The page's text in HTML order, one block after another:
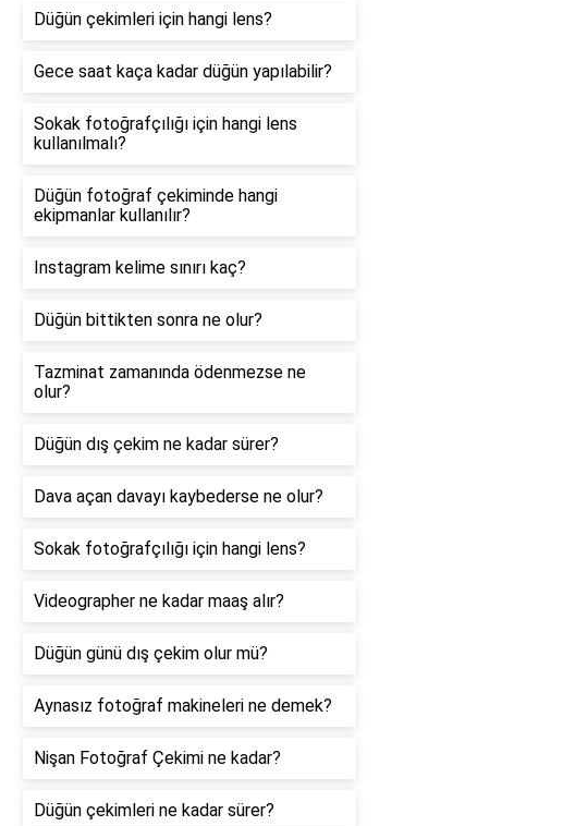
Düğün çekimleri için hangi lens?
Gece saat kaça kadar düğün yapılabilir?
Sokak fotoğrafçılığı için hangi lens
kullanılmalı?
Düğün fotoğraf çekiminde hangi
ekipmanlar kullanılır?
Instagram kelime sınırı kaç?
Düğün bittikten sonra ne olur?
Tazminat zamanında ödenmezse ne
olur?
Düğün dış çekim ne kadar sürer?
Dava açan davayı kaybederse ne olur?
Sokak fotoğrafçılığı için hangi lens?
Videographer ne kadar maaş alır?
Düğün günü dış çekim olur mü?
Aynasız fotoğraf makineleri ne demek?
Nişan Fotoğraf Çekimi ne kadar?
Düğün çekimleri ne kadar sürer?